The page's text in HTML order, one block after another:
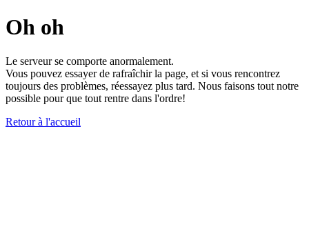
Oh oh
Le serveur se comporte anormalement.
Vous pouvez essayer de rafraîchir la page, et si vous rencontrez
toujours des problèmes, réessayez plus tard. Nous faisons tout notre
possible pour que tout rentre dans l'ordre!
Retour à l'accueil